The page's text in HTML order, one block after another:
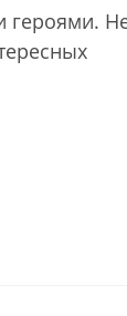
героями.